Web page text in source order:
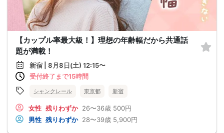
【カップル率最大級！】理想の年齢幅だから共通話
題が満載！
新宿 | 8月8日(土) 12:15〜
受付終了まで15時間
シャンクレール 東京都 新宿
女性 残りわずか 26〜36歳 500円
男性 残りわずか 28〜39歳 5,900円